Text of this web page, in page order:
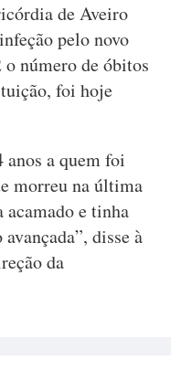
de Aveiro
pelo novo
número de óbitos
foi hoje
anos a quem foi
morreu na última
acamado e tinha
disse à
da